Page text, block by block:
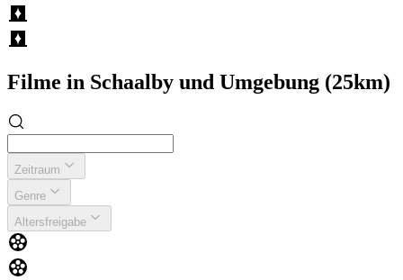
Filme in Schaalby und Umgebung (25km)
Zeitraum
Genre
Altersfreigabe